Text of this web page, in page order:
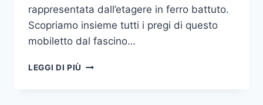
rappresentata dall’etagere in ferro battuto.
Scopriamo insieme tutti i pregi di questo
mobiletto dal fascino…
LEGGI DI PIÙ ETAGERE